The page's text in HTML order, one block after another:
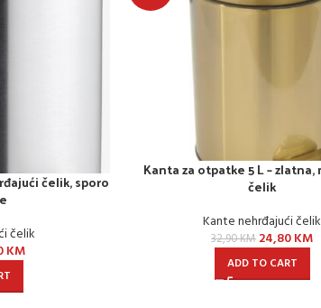
čelik, sporo
čelik
KM
Kanta za otpatke 5 L –
čelik
Kante nehrđajući čelik
32,90KM 24,80KM
ADD TO CART